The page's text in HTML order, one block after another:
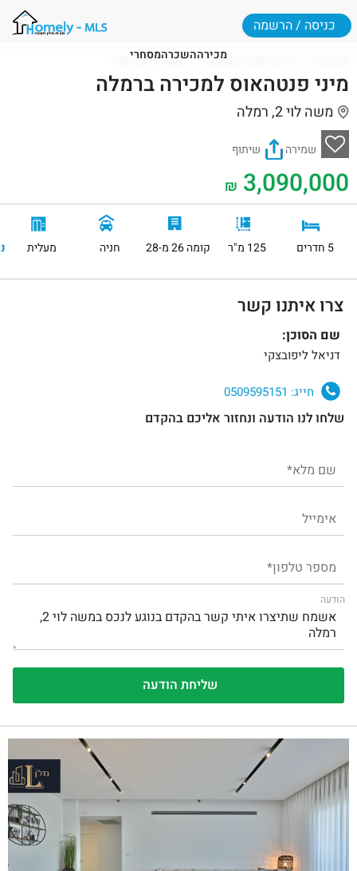
מכירההשכרהמסחרי
כניסה / הרשמה
דירות למכירה ברמלה משה לוי 2, רמלה
מיני פנטהאוס למכירה ברמלה
משה לוי 2, רמלה
שמירה שיתוף
3,090,000
₪
5 חדרים 125 מ"ר קומה 26 מ-28 חניה מעלית
צרו איתנו קשר
שם הסוכן:
דניאל ליפובצקי
חייג:
שלחו לנו הודעה ונחזור אליכם בהקדם
הודעה